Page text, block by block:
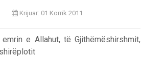
Krijuar: 01 Korrik 2011
e Allahut, të Gjithëmëshirshmit,